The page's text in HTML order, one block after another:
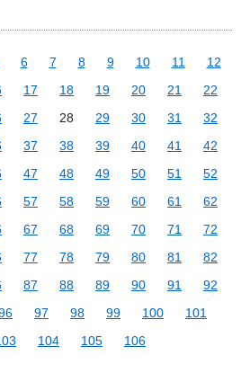
6 7 8 9 10 11
12
17 18 19 20 21
22
27 28 29 30 31
32
37 38 39 40 41
42
47 48 49 50 51
52
57 58 59 60 61
62
67 68 69 70 71
72
77 78 79 80 81
82
87 88 89 90 91
92
97 98 99 100
101
104 105 106